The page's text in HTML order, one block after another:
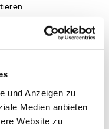
und Anzeigen zu
Medien anbieten
Website zu
bremerhaven[dot]de